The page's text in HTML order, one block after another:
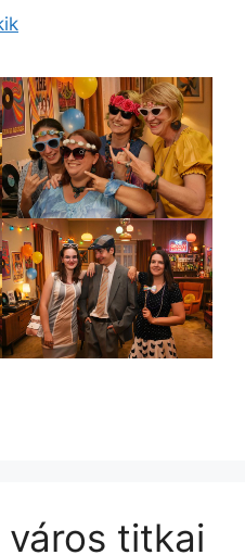
város titkai